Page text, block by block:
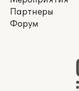
Партнеры
Форум